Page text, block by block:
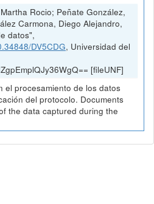
Rocio; Peñate González,
Carmona, Diego Alejandro,
datos",
DV5CDG, Universidad del
[fileUNF]
el procesamiento de los datos
del protocolo. Documents
the data captured during the